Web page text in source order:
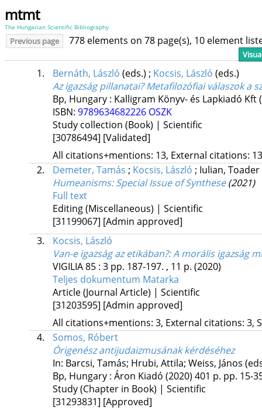
mtmt
The Hungarian Scientific Bibliography
Previous page 778 elements on 78 page(s), 10 element
1. Bernáth, László (eds.) ; Kocsis, László (eds.)
Az igazság pillanatai? Metafilozófiai válaszok a
Bp, Hungary : Kalligram Könyv- és Lapkiadó Kft
ISBN: 9789634682226 OSZK
Study collection (Book) | Scientific
[30786494] [Validated]
All citations+mentions: 13, External citations:
2.
Demeter, Tamás ; Kocsis, László ; Iulian, Toader
Humeanisms: Special Issue of Synthese (2021)
Full text
Editing (Miscellaneous) | Scientific
[31199067] [Admin approved]
3.
Kocsis, László
Van-e igazság az etikában?: A morális igazság
VIGILIA85: 3 pp. 187-197. , 11 p. (2020)
Teljes dokumentum Matarka
Article (Journal Article) | Scientific
[31203595] [Admin approved]
All citations+mentions: 3, External citations: 3,
4.
Somos, Róbert
Órigenész antijudaizmusának kérdéséhez
In: Barcsi, Tamás; Hrubi, Attila; Weiss, János
Bp, Hungary : Áron Kiadó (2020) 401 p. pp. 15-
Study (Chapter in Book) | Scientific
[31293831] [Approved]